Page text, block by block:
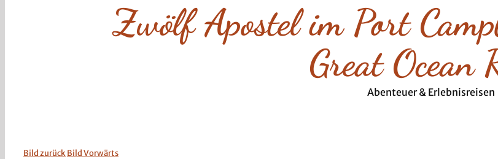
Zwölf Apostel im Port
Great Ocean
Abenteuer & Erlebnisreisen
Bild zurückBild Vorwärts